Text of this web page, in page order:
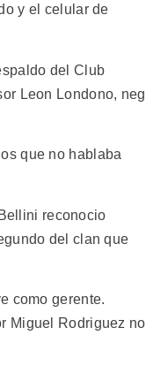
y el celular de
del Club
Leon Londono,
que no hablaba
reconocio
del clan que
como gerente.
Miguel Rodriguez no